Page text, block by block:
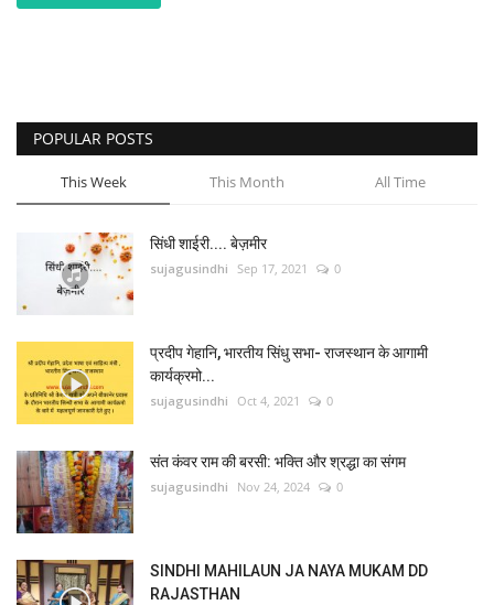
POPULAR POSTS
This Week This Month All Time
सिंधी शाईरी.... बेज़मीर
sujagusindhi Sep 17, 2021 0
प्रदीप गेहानि, भारतीय सिंधु सभा- राजस्थान के आगामी
कार्यक्रमो...
sujagusindhi Oct 4, 2021 0
संत कंवर राम की बरसी: भक्ति और श्रद्धा का संगम
sujagusindhi Nov 24, 2024 0
SINDHI MAHILAUN JA NAYA MUKAM DD
RAJASTHAN